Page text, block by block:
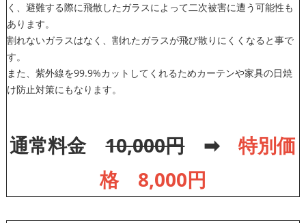
く、避難する際に飛散したガラスによって二次被害に遭う可能性も
あります。
割れないガラスはなく、割れたガラスが飛び散りにくくなると事で
す。
また、紫外線を99.9%カットしてくれるためカーテンや家具の日焼
け防止対策にもなります。
通常料金10,000円➡特別価
格 8,000円